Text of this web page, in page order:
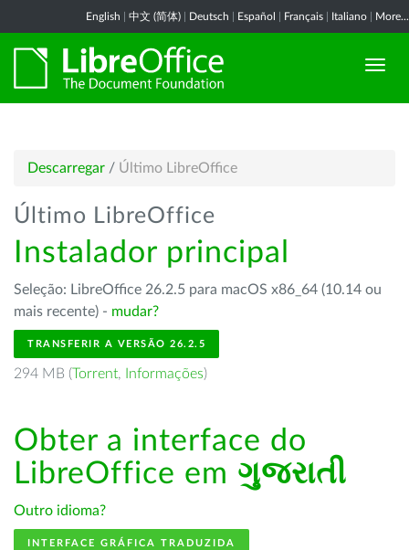
English 中文 (简体) Deutsch Español Français Italiano More...
Descarregar / Último LibreOffice
Último LibreOffice
Instalador principal
Seleção: LibreOffice 26.2.5 para macOS x86_64 (10.14 ou
mais recente) - mudar?
TRANSFERIR A VERSÃO 26.2.5
294 MB (Torrent, Informações)
Obter a interface do
LibreOffice em ગુજરાતી
Outro idioma?
INTERFACE GRÁFICA TRADUZIDA